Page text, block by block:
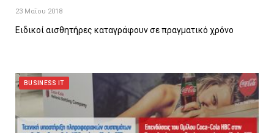
23 Μαΐου 2018
Ειδικοί αισθητήρες καταγράφουν σε πραγματικό χρόνο
BUSINESS IT